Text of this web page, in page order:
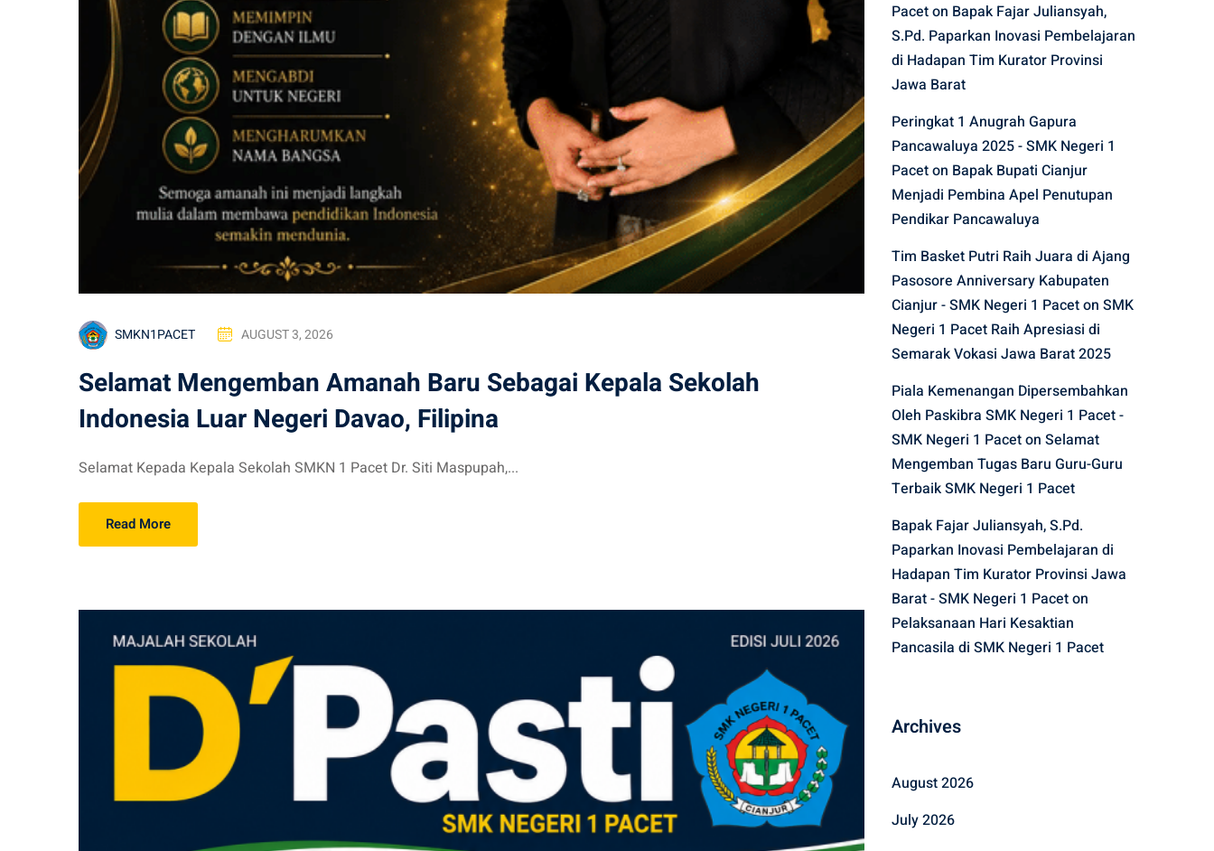
SMKN1PACET AUGUST 3, 2026
Selamat Mengemban Amanah Baru Sebagai Kepala Sekolah
Indonesia Luar Negeri Davao, Filipina
Selamat Kepada Kepala Sekolah SMKN 1 Pacet Dr. Siti Maspupah,...
Read More
Paceton Bapak Fajar Juliansyah,
S.Pd. Paparkan Inovasi Pembelajaran
di Hadapan Tim Kurator Provinsi
Jawa Barat
Peringkat 1 Anugrah Gapura
Pancawaluya 2025 - SMK Negeri 1
Paceton Bapak Bupati Cianjur
Menjadi Pembina Apel Penutupan
Pendikar Pancawaluya
Tim Basket Putri Raih Juara di Ajang
Pasosore Anniversary Kabupaten
Cianjur - SMK Negeri 1 Paceton SMK
Negeri 1 Pacet Raih Apresiasi di
Semarak Vokasi Jawa Barat 2025
Piala Kemenangan Dipersembahkan
Oleh Paskibra SMK Negeri 1 Pacet -
SMK Negeri 1 Paceton Selamat
Mengemban Tugas Baru Guru-Guru
Terbaik SMK Negeri 1 Pacet
Bapak Fajar Juliansyah, S.Pd.
Paparkan Inovasi Pembelajaran di
Hadapan Tim Kurator Provinsi Jawa
Barat - SMK Negeri 1 Paceton
Pelaksanaan Hari Kesaktian
Pancasila di SMK Negeri 1 Pacet
Archives
August 2026
July 2026